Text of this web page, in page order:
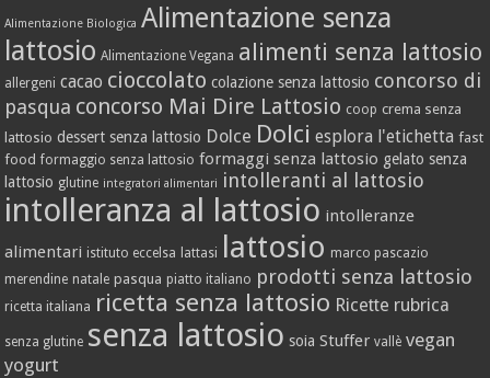
Alimentazione Biologica Alimentazione senza
lattosio Alimentazione Vegana alimenti senza lattosio
allergeni cacao cioccolato colazione senza lattosio concorso di
pasqua concorso Mai Dire Lattosio coop crema senza
lattosio dessert senza lattosio Dolce Dolci esplora l'etichetta fast
food formaggio senza lattosio formaggi senza lattosio gelato senza
lattosio glutine integratori alimentari intolleranti al lattosio
intolleranza al lattosio intolleranze
alimentari istituto eccelsa lattasi lattosio marco pascazio
merendine natale pasqua piatto italiano prodotti senza lattosio
ricetta italiana ricetta senza lattosio Ricette rubrica
senza glutine senza lattosio soia Stuffer vallè vegan
yogurt